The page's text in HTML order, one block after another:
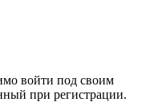
войти под своим
при регистрации.